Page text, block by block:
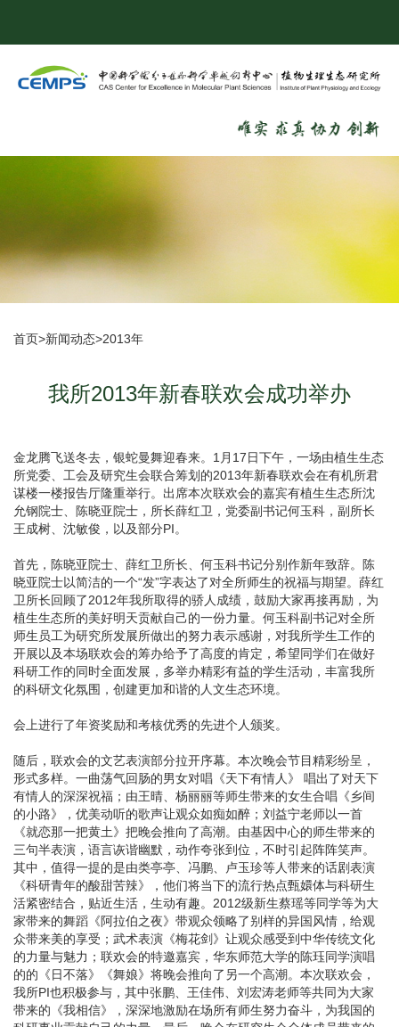
首页>新闻动态>2013年
我所2013年新春联欢会成功举办
金龙腾飞送冬去，银蛇曼舞迎春来。1月17日下午，一场由植生生态
所党委、工会及研究生会联合筹划的2013年新春联欢会在有机所君
谋楼一楼报告厅隆重举行。出席本次联欢会的嘉宾有植生生态所沈
允钢院士、陈晓亚院士，所长薛红卫，党委副书记何玉科，副所长
王成树、沈敏俊，以及部分PI。
首先，陈晓亚院士、薛红卫所长、何玉科书记分别作新年致辞。陈
晓亚院士以简洁的一个“发”字表达了对全所师生的祝福与期望。薛红
卫所长回顾了2012年我所取得的骄人成绩，鼓励大家再接再励，为
植生生态所的美好明天贡献自己的一份力量。何玉科副书记对全所
师生员工为研究所发展所做出的努力表示感谢，对我所学生工作的
开展以及本场联欢会的筹办给予了高度的肯定，希望同学们在做好
科研工作的同时全面发展，多举办精彩有益的学生活动，丰富我所
的科研文化氛围，创建更加和谐的人文生态环境。
会上进行了年资奖励和考核优秀的先进个人颁奖。
随后，联欢会的文艺表演部分拉开序幕。本次晚会节目精彩纷呈，
形式多样。一曲荡气回肠的男女对唱《天下有情人》 唱出了对天下
有情人的深深祝福；由王晴、杨丽丽等师生带来的女生合唱《乡间
的小路》，优美动听的歌声让观众如痴如醉；刘益宁老师以一首
《就恋那一把黄土》把晚会推向了高潮。由基因中心的师生带来的
三句半表演，语言诙谐幽默，动作夸张到位，不时引起阵阵笑声。
其中，值得一提的是由类亭亭、冯鹏、卢玉珍等人带来的话剧表演
《科研青年的酸甜苦辣》，他们将当下的流行热点甄嬛体与科研生
活紧密结合，贴近生活，生动有趣。2012级新生蔡瑶等同学等为大
家带来的舞蹈《阿拉伯之夜》带观众领略了别样的异国风情，给观
众带来美的享受；武术表演《梅花剑》让观众感受到中华传统文化
的力量与魅力；联欢会的特邀嘉宾，华东师范大学的陈珏同学演唱
的的《日不落》《舞娘》将晚会推向了另一个高潮。本次联欢会，
我所PI也积极参与，其中张鹏、王佳伟、刘宏涛老师等共同为大家
带来的《我相信》，深深地激励在场所有师生努力奋斗，为我国的